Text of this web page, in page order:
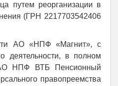
путем реорганизации в
(ГРН 2217703542406
АО «НПФ «Магнит», с
деятельности, в полном
НПФ ВТБ Пенсионный
правопреемства